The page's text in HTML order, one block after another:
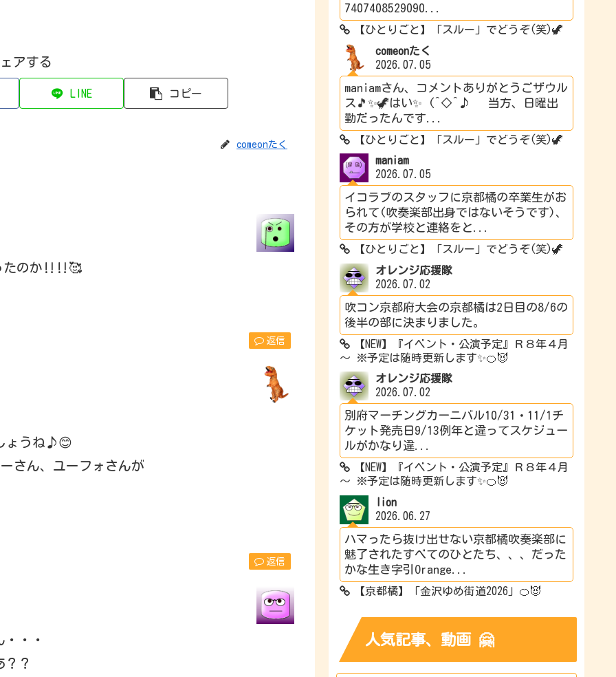
アする
LINE コピー
comeonたく
たのか‼️‼️🥰
返信
ょうね♪😊
さん、ユーフォさんが
返信
・・
？
7407408529090...
【ひとりごと】「スルー」でどうぞ(笑)🦖
comeonたく
2026.07.05
maniamさん、コメントありがとうごザウル
ス🎵✨🦖はい✨ (^◇^♪ 当方、日曜出
勤だったんです...
【ひとりごと】「スルー」でどうぞ(笑)🦖
maniam
2026.07.05
イコラブのスタッフに京都橘の卒業生がお
られて(吹奏楽部出身ではないそうです)、
その方が学校と連絡をと...
【ひとりごと】「スルー」でどうぞ(笑)🦖
オレンジ応援隊
2026.07.02
吹コン京都府大会の京都橘は2日目の8/6の
後半の部に決まりました。
【NEW】『イベント・公演予定』Ｒ８年４月
～ ※予定は随時更新します✨🍊😈
オレンジ応援隊
2026.07.02
別府マーチングカーニバル10/31・11/1チ
ケット発売日9/13例年と違ってスケジュー
ルがかなり違...
【NEW】『イベント・公演予定』Ｒ８年４月
～ ※予定は随時更新します✨🍊😈
lion
2026.06.27
ハマったら抜け出せない京都橘吹奏楽部に
魅了されたすべてのひとたち、、、だった
かな生き字引Orange...
【京都橘】「金沢ゆめ街道2026」🍊😈
人気記事、動画 🤗